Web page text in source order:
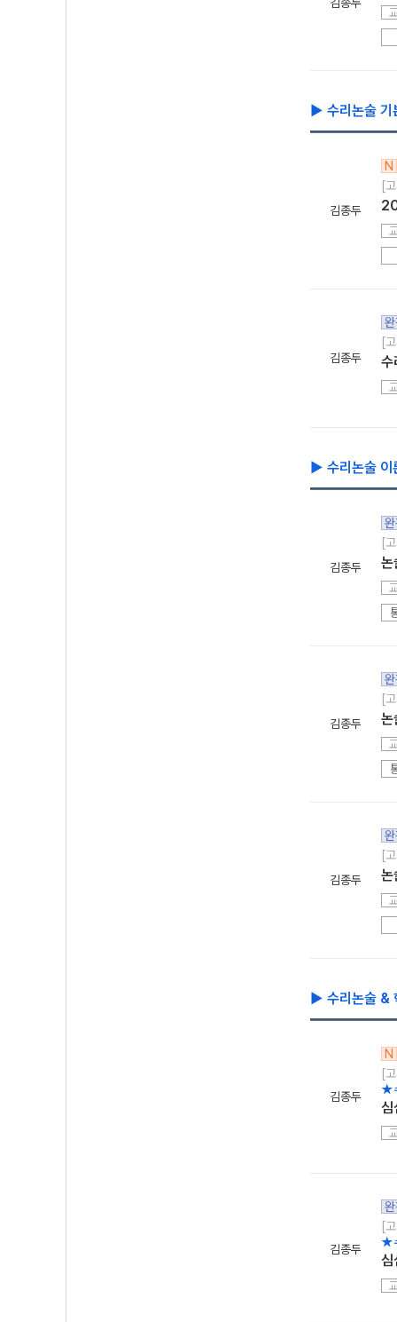
▶ 수리논술
김종두
N
[
김종두
[
수
▶ 수리논술
김종두
[
논
김종두
[
논
김종두
[
논
▶ 수리논술 &
김종두
N
[
★
심
김종두
[
★
심